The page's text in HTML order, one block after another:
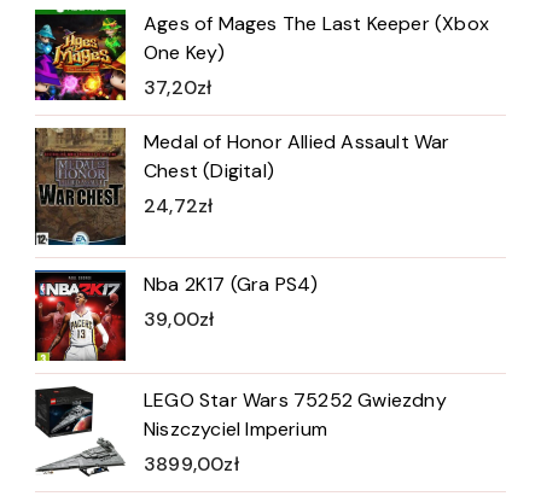
Ages of Mages The Last Keeper (Xbox
One Key)
37,20zł
Medal of Honor Allied Assault War
Chest (Digital)
24,72zł
Nba 2K17 (Gra PS4)
39,00zł
LEGO Star Wars 75252 Gwiezdny
Niszczyciel Imperium
3899,00zł